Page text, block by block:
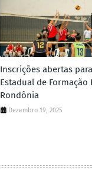
Inscrições abertas
Estadual de Formação
Rondônia
Dezembro 19, 2025